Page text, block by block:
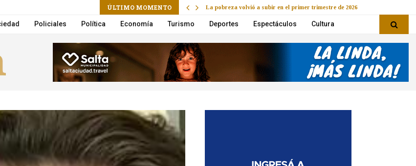
ÚLTIMO MOMENTO
será candidata a presidenta La pobreza volvió a subir en el primer trimestre de 2026
Policiales Política Economía Turismo Deportes Espectáculos Cultura